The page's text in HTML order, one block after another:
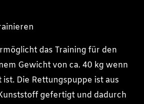
das Training für den
Gewicht von ca. 40 kg wenn
ist. Die Rettungspuppe ist aus
gefertigt und dadurch